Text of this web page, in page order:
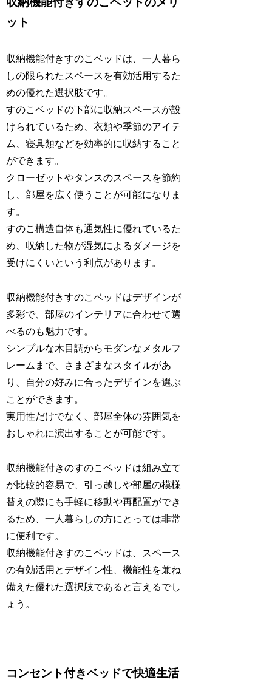
ット
収納機能付きすのこベッドは、一人暮ら
しの限られたスペースを有効活用するた
めの優れた選択肢です。
すのこベッドの下部に収納スペースが設
けられているため、衣類や季節のアイテ
ム、寝具類などを効率的に収納すること
ができます。
クローゼットやタンスのスペースを節約
し、部屋を広く使うことが可能になりま
す。
すのこ構造自体も通気性に優れているた
め、収納した物が湿気によるダメージを
受けにくいという利点があります。
収納機能付きすのこベッドはデザインが
多彩で、部屋のインテリアに合わせて選
べるのも魅力です。
シンプルな木目調からモダンなメタルフ
レームまで、さまざまなスタイルがあ
り、自分の好みに合ったデザインを選ぶ
ことができます。
実用性だけでなく、部屋全体の雰囲気を
おしゃれに演出することが可能です。
収納機能付きのすのこベッドは組み立て
が比較的容易で、引っ越しや部屋の模様
替えの際にも手軽に移動や再配置ができ
るため、一人暮らしの方にとっては非常
に便利です。
収納機能付きすのこベッドは、スペース
の有効活用とデザイン性、機能性を兼ね
備えた優れた選択肢であると言えるでし
ょう。
コンセント付きベッドで快適生活